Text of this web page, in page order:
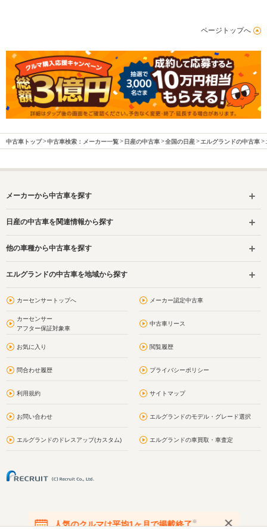
ページトップへ
中古車トップ 中古車検索：メーカー一覧 日産の中古車 全国の日産 エルグランドの中古車
メーカーから中古車を探す
日産の中古車を関連情報から探す
他の車種から中古車を探す
エルグランドの中古車を地域から探す
カーセンサートップへ メーカー認定中古車
カーセンサー
アフター保証対象車
中古車リース
お気に入り 閲覧履歴
問合わせ履歴 プライバシーポリシー
利用規約 サイトマップ
お問い合わせ エルグランドのモデル・グレード選択
エルグランドのドレスアップ(カスタム) エルグランドの車買取・車査定
人気のクルマは平均1ヶ月で掲載終了※